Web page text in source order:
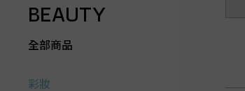
BEAUTY
全部商品
彩妝